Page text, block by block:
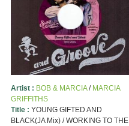
Artist : BOB & MARCIA/ MARCIA
GRIFFITHS
Title : YOUNG GIFTED AND
BLACK(JA Mix) / WORKING TO THE